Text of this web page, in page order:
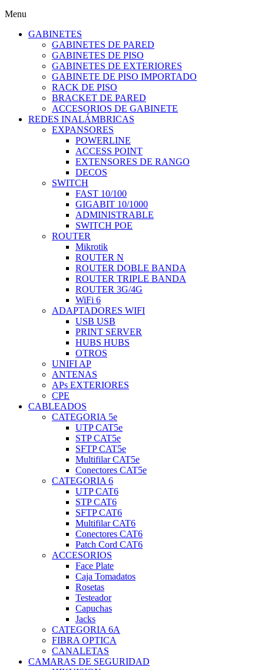
Menu
GABINETES
GABINETES DE PARED
GABINETES DE PISO
GABINETES DE EXTERIORES
GABINETE DE PISO IMPORTADO
RACK DE PISO
BRACKET DE PARED
ACCESORIOS DE GABINETE
REDES INALÁMBRICAS
EXPANSORES
POWERLINE
ACCESS POINT
EXTENSORES DE RANGO
DECOS
SWITCH
FAST 10/100
GIGABIT 10/1000
ADMINISTRABLE
SWITCH POE
ROUTER
Mikrotik
ROUTER N
ROUTER DOBLE BANDA
ROUTER TRIPLE BANDA
ROUTER 3G/4G
WiFi 6
ADAPTADORES WIFI
USB USB
PRINT SERVER
HUBS HUBS
OTROS
UNIFI AP
ANTENAS
APs EXTERIORES
CPE
CABLEADOS
CATEGORIA 5e
UTP CAT5e
STP CAT5e
SFTP CAT5e
Multifilar CAT5e
Conectores CAT5e
CATEGORIA 6
UTP CAT6
STP CAT6
SFTP CAT6
Multifilar CAT6
Conectores CAT6
Patch Cord CAT6
ACCESORIOS
Face Plate
Caja Tomadatos
Rosetas
Testeador
Capuchas
Jacks
CATEGORIA 6A
FIBRA OPTICA
CANALETAS
CAMARAS DE SEGURIDAD